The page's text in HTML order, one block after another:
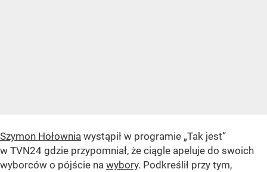
Szymon Hołownia wystąpił w programie „Tak jest”
w TVN24 gdzie przypomniał, że ciągle apeluje do swoich
wyborców o pójście na wybory. Podkreślił przy tym,